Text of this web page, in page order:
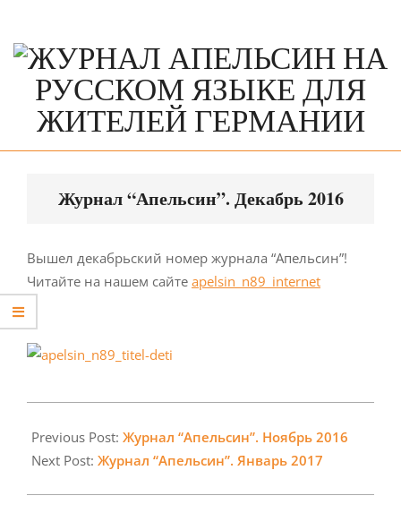
content
Журнал “Апельсин”. Декабрь 2016
Вышел декабрьский номер журнала “Апельсин”!
Читайте на нашем сайте apelsin_n89_internet
12-
02
Previous Post: Журнал “Апельсин”. Ноябрь 2016
Next Post: Журнал “Апельсин”. Январь 2017